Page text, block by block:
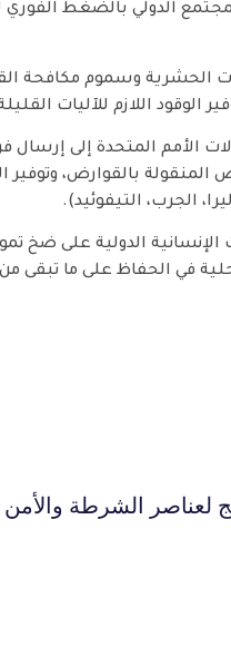
الدولي بالضغط الفوري
الحشرية وسموم مكافحة
الوقود اللازم للآليات
الأمم المتحدة إلى
بالقوارض، وتوفير
الجرب، التيفوئيد).
الدولية على ضخ
في الحفاظ على ما